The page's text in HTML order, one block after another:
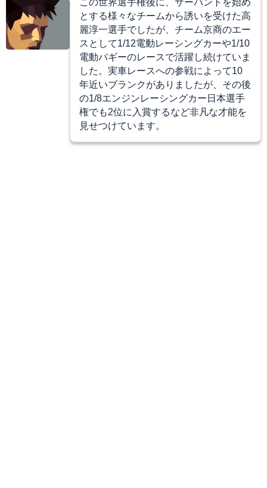
とする様々なチームから誘いを受けた高
麗淳一選手でしたが、チーム京商のエー
スとして1/12電動レーシングカーや1/10
電動バギーのレースで活躍し続けていま
した。実車レースへの参戦によって10
年近いブランクがありましたが、その後
の1/8エンジンレーシングカー日本選手
権でも2位に入賞するなど非凡な才能を
見せつけています。